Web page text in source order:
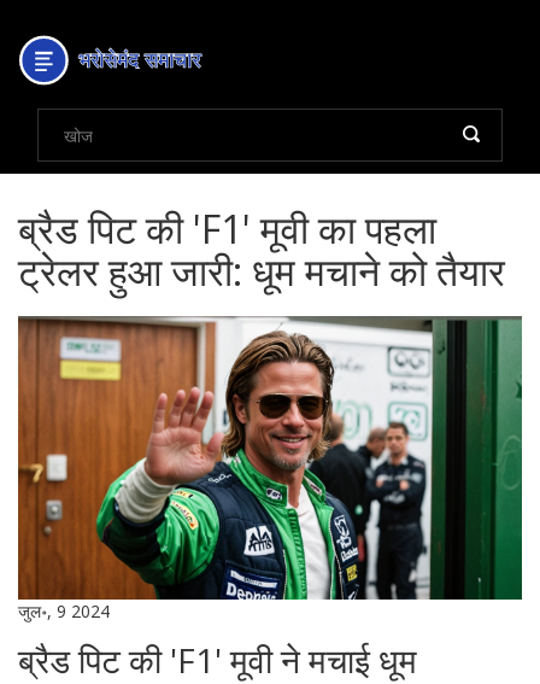
ब्रैड पिट की 'F1' मूवी का पहला
ट्रेलर हुआ जारी: धूम मचाने को तैयार
जुल॰, 9 2024
ब्रैड पिट की 'F1' मूवी ने मचाई धूम